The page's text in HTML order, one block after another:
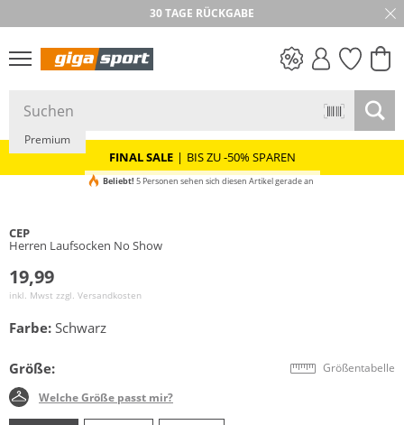
30 TAGE RÜCKGABE
PREIS & WERT
FINAL SALE | BIS ZU -50% SPAREN
Premium
Beliebt! 5 Personen sehen sich diesen Artikel gerade an
CEP
Herren Laufsocken No Show
19,99
inkl. Mwst zzgl. Versandkosten
Farbe: Schwarz
Größe: Größentabelle
Welche Größe passt mir?